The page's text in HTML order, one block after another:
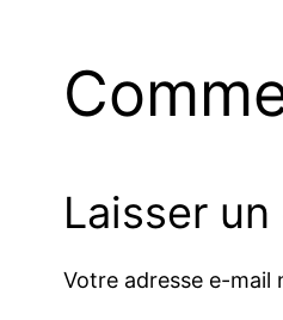
Laisser
Votre adresse e-mail